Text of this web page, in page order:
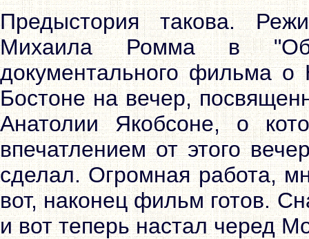
Предыстория такова.
Михаила Ромма в
документального фильма о
Бостоне на вечер,
Анатолии Якобсоне, о
впечатлением от этого
сделал. Огромная работа,
вот, наконец фильм готов.
и вот теперь настал черед